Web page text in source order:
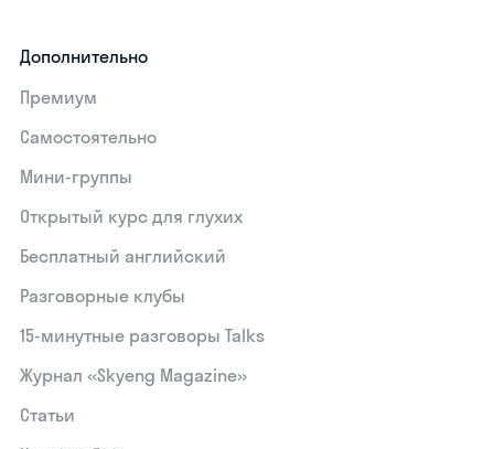
Дополнительно
Премиум
Самостоятельно
Мини-группы
Открытый курс для глухих
Бесплатный английский
Разговорные клубы
15‑минутные разговоры Talks
Журнал «Skyeng Magazine»
Статьи